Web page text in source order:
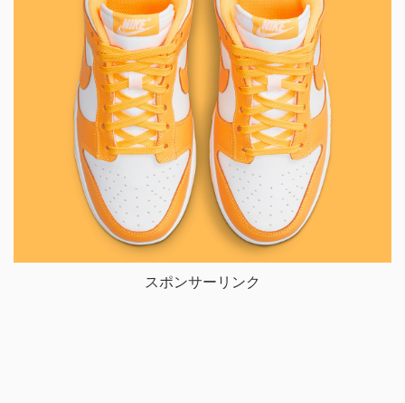
スポンサーリンク